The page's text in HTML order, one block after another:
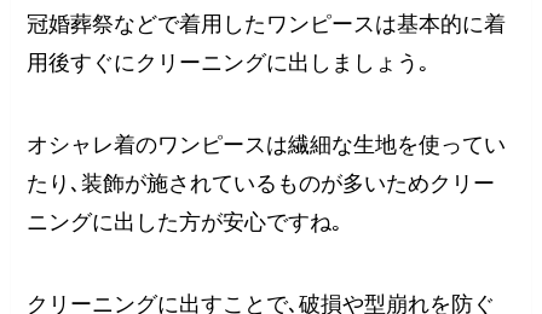
冠婚葬祭などで着用したワンピースは基本的に着
用後すぐにクリーニングに出しましょう｡
オシャレ着のワンピースは繊細な生地を使ってい
たり､装飾が施されているものが多いためクリー
ニングに出した方が安心ですね｡
クリーニングに出すことで､破損や型崩れを防ぐ